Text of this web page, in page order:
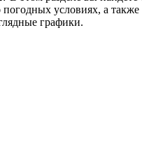
условиях, а
графики.